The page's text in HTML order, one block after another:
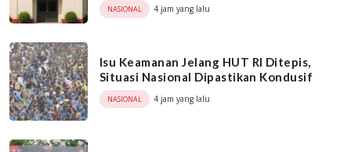
NASIONAL 4 jam yang lalu
Isu Keamanan Jelang HUT RI Ditepis,
Situasi Nasional Dipastikan Kondusif
NASIONAL 4 jam yang lalu